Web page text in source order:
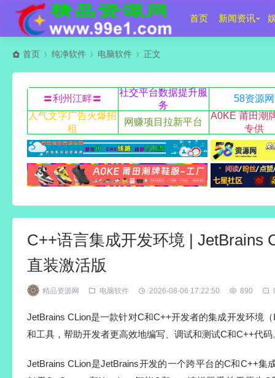
首页 新闻资讯
首页 纯净软件 电脑软件 正文
〓利州江畔〓
社交平台数据提升服
务
58资源网
人气文字广告火爆招
租
网赚项目拉新平台
A0KE 莆田潮
专供
C++语言集成开发环境 | JetBrains
直装激活版
精品资源网 电脑软件 2026-08-06 17:22:50 890
JetBrains CLion是一款针对C和C++开发者的集成开发环境
和工具，帮助开发者更高效地编写、调试和测试C和C++代码
JetBrains CLion是JetBrains开发的一个跨平台的C和C++集